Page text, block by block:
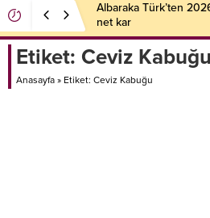
Albaraka Türk’ten
net kar
Etiket: Ceviz Kabuğu
Anasayfa » Etiket: Ceviz Kabuğu